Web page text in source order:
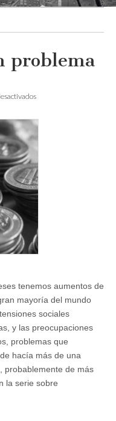
problema
en
¿un
plazo?
tenemos aumentos de
mayoría del mundo
sociales
y las preocupaciones
problemas que
hacía más de una
probablemente de más
la serie sobre